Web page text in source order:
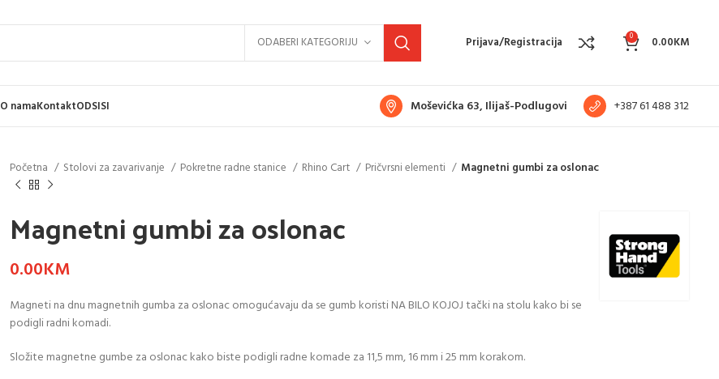
ODABERI KATEGORIJU Prijava/Registracija 0 0.00KM
O namaKontaktODSISI Moševićka 63, Ilijaš-Podlugovi +387 61 488 312
Početna Stolovi za zavarivanje Pokretne radne stanice Rhino Cart Pričvrsni elementi Magnetni gumbi za oslonac
Magnetni gumbi za oslonac
0.00KM
Magneti na dnu magnetnih gumba za oslonac omogućavaju da se gumb koristi NA BILO KOJOJ tački na stolu kako bi se
podigli radni komadi.
Složite magnetne gumbe za oslonac kako biste podigli radne komade za 11,5 mm, 16 mm i 25 mm korakom.